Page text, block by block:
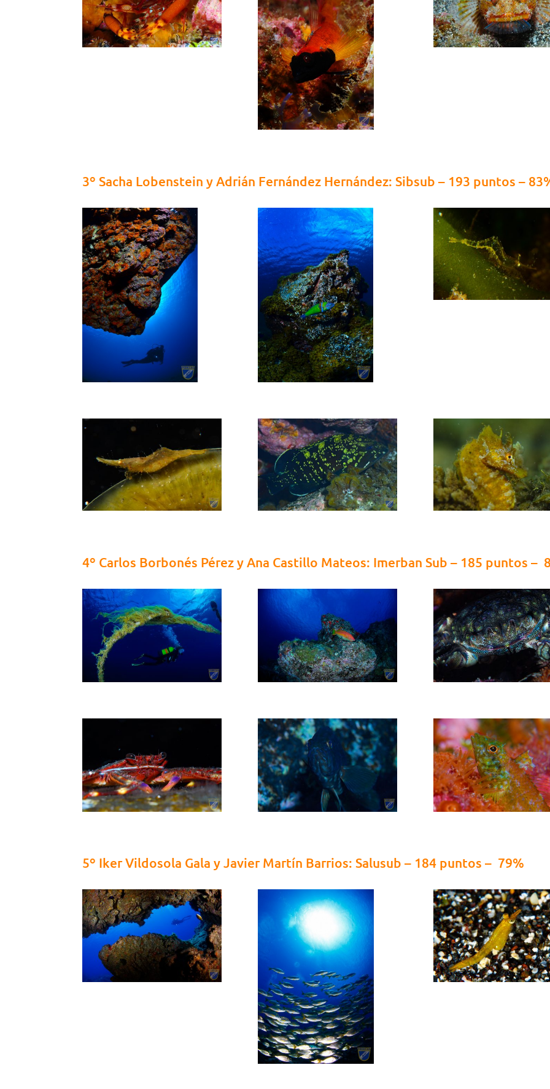
3º Sacha Lobenstein y Adrián Fernández Hernández: Sibsub – 193 puntos –
4º Carlos Borbonés Pérez y Ana Castillo Mateos: Imerban Sub – 185 puntos –
5º Iker Vildosola Gala y Javier Martín Barrios: Salusub – 184 puntos – 79%